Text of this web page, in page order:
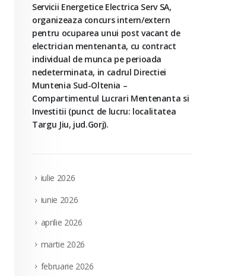
Servicii Energetice Electrica Serv SA,
organizeaza concurs intern/extern
pentru ocuparea unui post vacant de
electrician mentenanta, cu contract
individual de munca pe perioada
nedeterminata, in cadrul Directiei
Muntenia Sud-Oltenia –
Compartimentul Lucrari Mentenanta si
Investitii (punct de lucru: localitatea
Targu Jiu, jud.Gorj).
iulie 2026
iunie 2026
aprilie 2026
martie 2026
februarie 2026